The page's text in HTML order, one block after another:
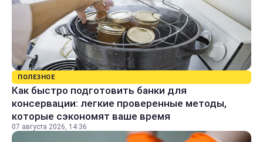
ПОЛЕЗНОЕ
Как быстро подготовить банки для
консервации: легкие проверенные методы,
которые сэкономят ваше время
07 августа 2026, 14:36